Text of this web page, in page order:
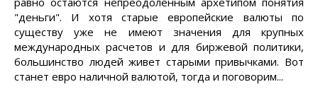
"деньги". И хотя старые европейские валюты по
существу уже не имеют значения для крупных
международных расчетов и для биржевой политики,
большинство людей живет старыми привычками. Вот
станет евро наличной валютой, тогда и поговорим...